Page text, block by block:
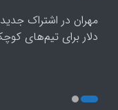
مهران در
دلار برای تیم‌های